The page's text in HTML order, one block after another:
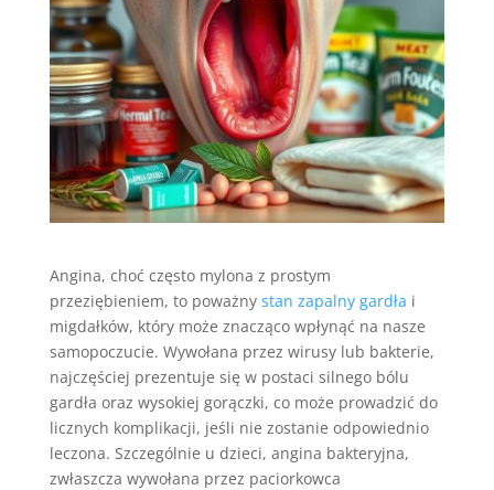
Angina, choć często mylona z prostym
przeziębieniem, to poważny stan zapalny gardła i
migdałków, który może znacząco wpłynąć na nasze
samopoczucie. Wywołana przez wirusy lub bakterie,
najczęściej prezentuje się w postaci silnego bólu
gardła oraz wysokiej gorączki, co może prowadzić do
licznych komplikacji, jeśli nie zostanie odpowiednio
leczona. Szczególnie u dzieci, angina bakteryjna,
zwłaszcza wywołana przez paciorkowca